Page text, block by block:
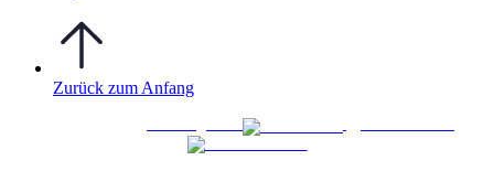
Zurück zum Anfang